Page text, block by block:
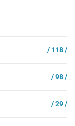
/ 118 /
/ 98 /
/ 29 /